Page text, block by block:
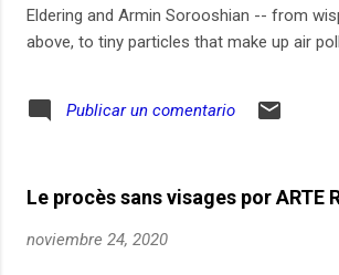
Eldering and Armin Sorooshian -- from
above, to tiny particles that make up air
Publicar un comentario
Le procès sans visages por ARTE
noviembre 24, 2020